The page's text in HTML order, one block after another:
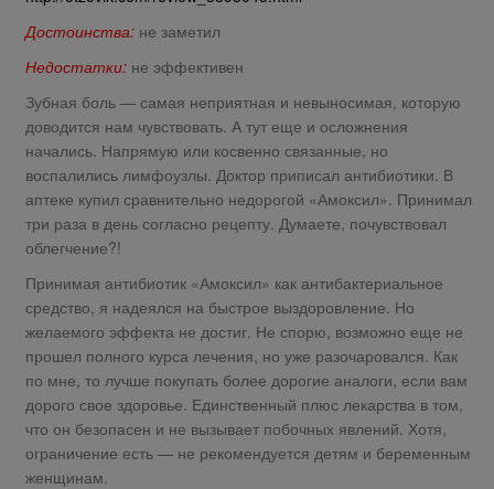
Достоинства: не заметил
Недостатки: не эффективен
Зубная боль — самая неприятная и невыносимая, которую
доводится нам чувствовать. А тут еще и осложнения
начались. Напрямую или косвенно связанные, но
воспалились лимфоузлы. Доктор приписал антибиотики. В
аптеке купил сравнительно недорогой «Амоксил». Принимал
три раза в день согласно рецепту. Думаете, почувствовал
облегчение?!
Принимая антибиотик «Амоксил» как антибактериальное
средство, я надеялся на быстрое выздоровление. Но
желаемого эффекта не достиг. Не спорю, возможно еще не
прошел полного курса лечения, но уже разочаровался. Как
по мне, то лучше покупать более дорогие аналоги, если вам
дорого свое здоровье. Единственный плюс лекарства в том,
что он безопасен и не вызывает побочных явлений. Хотя,
ограничение есть — не рекомендуется детям и беременным
женщинам.